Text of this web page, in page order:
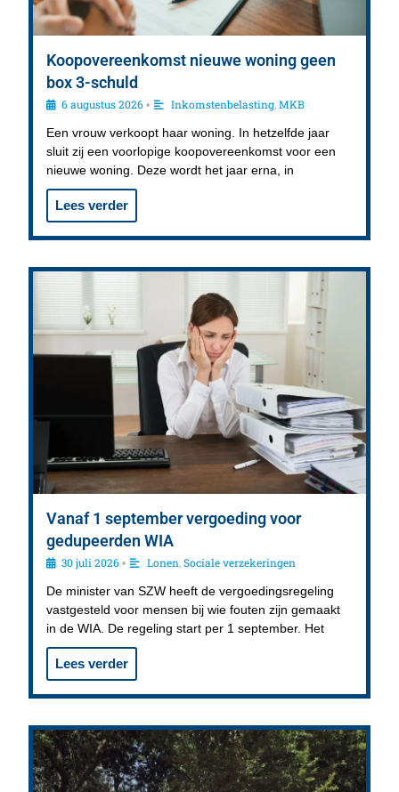
Koopovereenkomst nieuwe woning geen
box 3-schuld
6 augustus 2026 • Inkomstenbelasting,MKB
Een vrouw verkoopt haar woning. In hetzelfde jaar
sluit zij een voorlopige koopovereenkomst voor een
nieuwe woning. Deze wordt het jaar erna, in
Lees verder
Vanaf 1 september vergoeding voor
gedupeerden WIA
30 juli 2026 • Lonen,Sociale verzekeringen
De minister van SZW heeft de vergoedingsregeling
vastgesteld voor mensen bij wie fouten zijn gemaakt
in de WIA. De regeling start per 1 september. Het
Lees verder